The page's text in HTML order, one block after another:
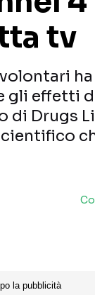
tv
effetti
di Drugs